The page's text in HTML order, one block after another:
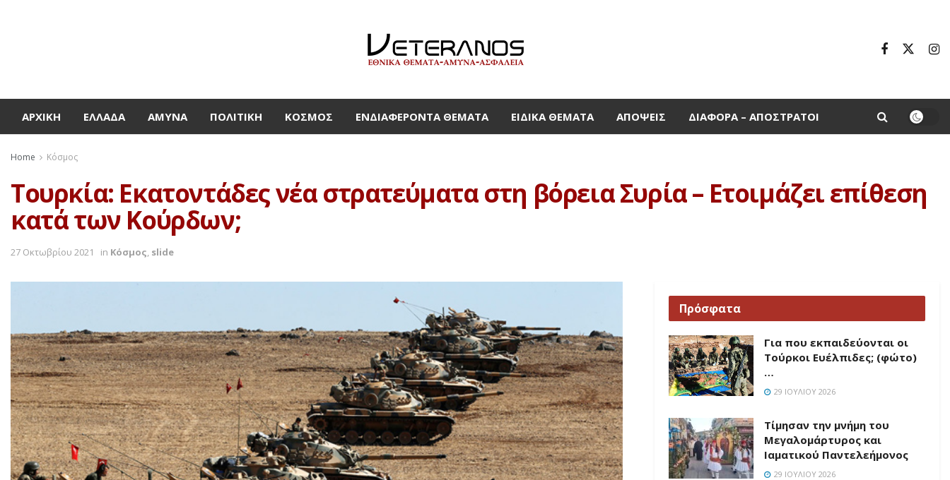
ΑΡΧΙΚΉ ΕΛΛΆΔΑ ΆΜΥΝΑ ΠΟΛΙΤΙΚΉ ΚΌΣΜΟΣ ΕΝΔΙΑΦΈΡΟΝΤΑ ΘΈΜΑΤΑ ΕΙΔΙΚΆ ΘΈΜΑΤΑ ΑΠΌΨΕΙΣ ΔΙΆΦΟΡΑ – ΑΠΌΣΤΡΑΤΟΙ
Home Κόσμος
Τουρκία: Εκατοντάδες νέα στρατεύματα στη βόρεια Συρία – Ετοιμάζει επίθεση
κατά των Κούρδων;
27 Οκτωβρίου 2021 in Κόσμος, slide
Πρόσφατα
Για που εκπαιδεύονται οι
Τούρκοι Ευέλπιδες; (φώτο)
…
29 ΙΟΥΛΊΟΥ 2026
Τίμησαν την μνήμη του
Μεγαλομάρτυρος και
Ιαματικού Παντελεήμονος
29 ΙΟΥΛΊΟΥ 2026